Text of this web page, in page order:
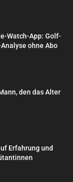
Watch-App: Golf-
ohne Abo
den das Alter
Erfahrung und